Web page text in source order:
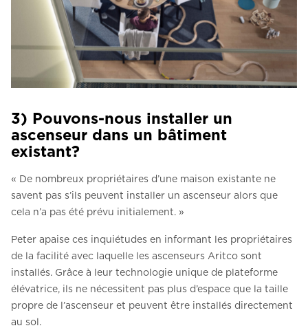
3) Pouvons-nous installer un
ascenseur dans un bâtiment
existant?
« De nombreux propriétaires d’une maison existante ne
savent pas s’ils peuvent installer un ascenseur alors que
cela n’a pas été prévu initialement. »
Peter apaise ces inquiétudes en informant les propriétaires
de la facilité avec laquelle les ascenseurs Aritco sont
installés. Grâce à leur technologie unique de plateforme
élévatrice, ils ne nécessitent pas plus d’espace que la taille
propre de l’ascenseur et peuvent être installés directement
au sol.